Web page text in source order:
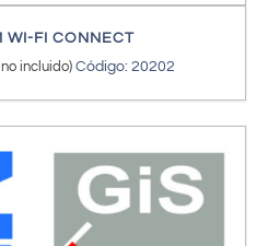
WI-FI CONNECT
no incluido) Código: 20202